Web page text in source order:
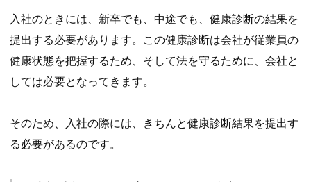
入社のときには、新卒でも、中途でも、健康診断の結果を
提出する必要があります。この健康診断は会社が従業員の
健康状態を把握するため、そして法を守るために、会社と
しては必要となってきます。
そのため、入社の際には、きちんと健康診断結果を提出す
る必要があるのです。